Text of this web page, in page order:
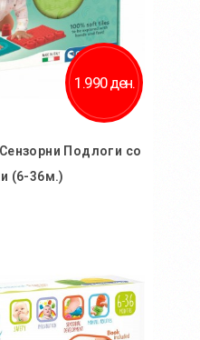
1.990 ден.
Подлоги со
(6-36м.)
желби
споредба